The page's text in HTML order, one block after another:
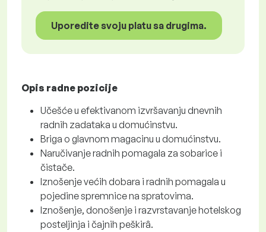
Uporedite svoju platu sa drugima.
Opis radne pozicije
Učešće u efektivanom izvršavanju dnevnih
radnih zadataka u domućinstvu.
Briga o glavnom magacinu u domućinstvu.
Naručivanje radnih pomagala za sobarice i
čistače.
Iznošenje većih dobara i radnih pomagala u
pojedine spremnice na spratovima.
Iznošenje, donošenje i razvrstavanje hotelskog
posteljinja i čajnih peškirâ.